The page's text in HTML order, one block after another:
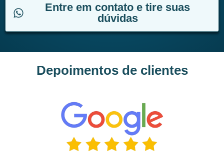
Entre em contato e tire suas
dúvidas
Depoimentos de clientes